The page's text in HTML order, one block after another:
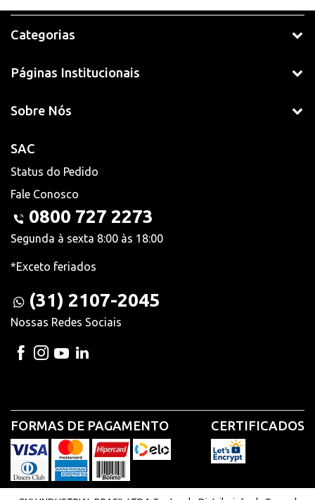
Categorias
Páginas Institucionais
Sobre Nós
SAC
Status do Pedido
Fale Conosco
0800 727 2273
Segunda à sexta 8:00 às 18:00
*Exceto feriados
(31) 2107-2045
Nossas Redes Sociais
FORMAS DE PAGAMENTO CERTIFICADOS